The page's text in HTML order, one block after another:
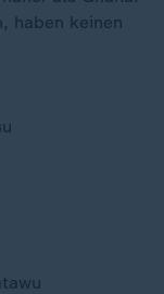
haben keinen